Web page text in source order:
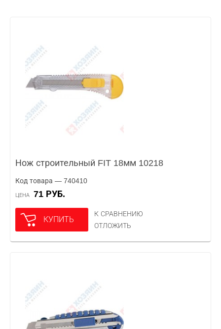
Нож строительный FIT 18мм 10218
Код товара — 740410
ЦЕНА 71 РУБ.
КУПИТЬ
К СРАВНЕНИЮ
ОТЛОЖИТЬ